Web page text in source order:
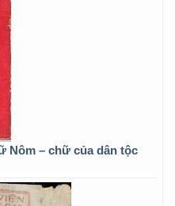
Nôm – chữ của dân tộc